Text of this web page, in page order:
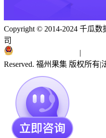
Copyright © 2014-2024 千瓜数
司
|
Reserved. 福州果集 版权所有|